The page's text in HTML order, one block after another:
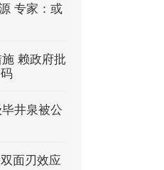
专家：或
赖政府批
井泉被公
面刃效应